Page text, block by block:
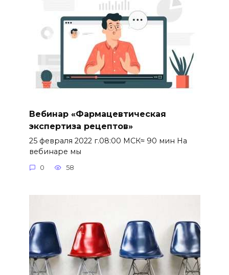
Вебинар «Фармацевтическая
экспертиза рецептов»
25 февраля 2022 г.08:00 МСК≈ 90 мин На
вебинаре мы
0 58